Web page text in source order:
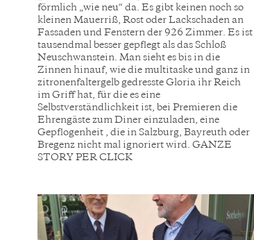
förmlich „wie neu“ da. Es gibt keinen noch so
kleinen Mauerriß, Rost oder Lackschaden an
Fassaden und Fenstern der 926 Zimmer. Es ist
tausendmal besser gepflegt als das Schloß
Neuschwanstein. Man sieht es bis in die
Zinnen hinauf, wie die multitaske und ganz in
zitronenfaltergelb gedresste Gloria ihr Reich
im Griff hat, für die es eine
Selbstverständlichkeit ist, bei Premieren die
Ehrengäste zum Diner einzuladen, eine
Gepflogenheit , die in Salzburg, Bayreuth oder
Bregenz nicht mal ignoriert wird. GANZE
STORY PER CLICK